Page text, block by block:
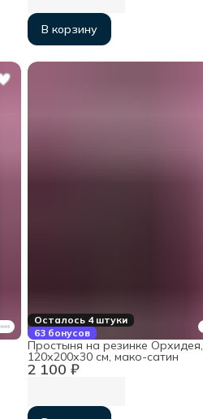
В корзину
Осталось 4 штуки
63 бонусов
2 100 ₽
Простыня на резинке Орхидея,
120х200х30 см, мако-сатин